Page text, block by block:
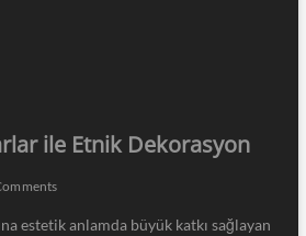
ile Etnik Dekorasyon
estetik anlamda büyük katkı sağlayan